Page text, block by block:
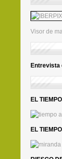
Visor de
Entrevista
EL
EL